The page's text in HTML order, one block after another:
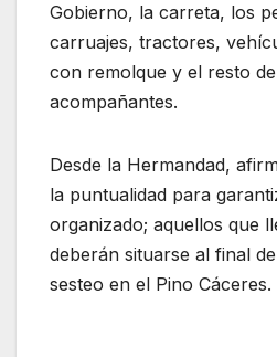
Gobierno, la carreta, los
carruajes, tractores,
con remolque y el resto
acompañantes.
Desde la Hermandad,
la puntualidad para
organizado; aquellos que
deberán situarse al final
sesteo en el Pino Cáceres.